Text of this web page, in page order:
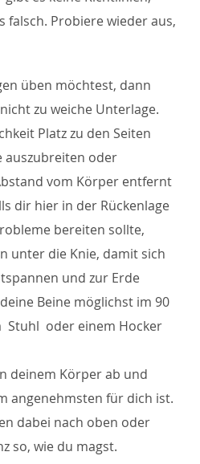
falsch. Probiere wieder aus,
üben möchtest, dann
zu weiche Unterlage.
Platz zu den Seiten
auszubreiten oder
vom Körper entfernt
dir hier in der Rückenlage
bereiten sollte,
unter die Knie, damit sich
und zur Erde
Beine möglichst im 90
Stuhl oder einem Hocker
deinem Körper ab und
angenehmsten für dich ist.
dabei nach oben oder
so, wie du magst.